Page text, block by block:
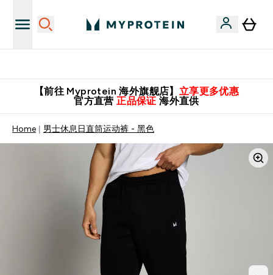
【前往 Myprotein 海外旗舰店】 立享更多优惠
官方直营 正品保证 海外直供
Home 男士休息日直筒运动裤 - 黑色